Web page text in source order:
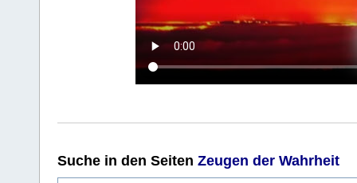
Suche in den Seiten Zeugen der Wahrheit